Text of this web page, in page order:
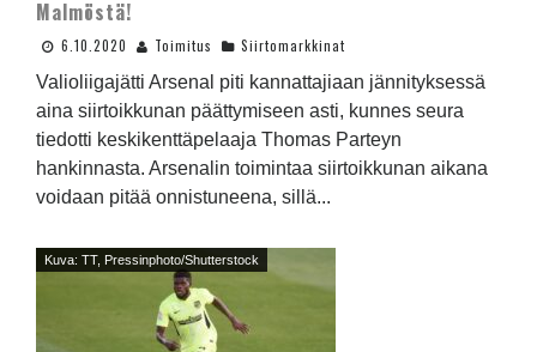
Malmöstä!
6.10.2020 Toimitus Siirtomarkkinat
Valioliigajätti Arsenal piti kannattajiaan jännityksessä
aina siirtoikkunan päättymiseen asti, kunnes seura
tiedotti keskikenttäpelaaja Thomas Parteyn
hankinnasta. Arsenalin toimintaa siirtoikkunan aikana
voidaan pitää onnistuneena, sillä...
Kuva: TT, Pressinphoto/Shutterstock